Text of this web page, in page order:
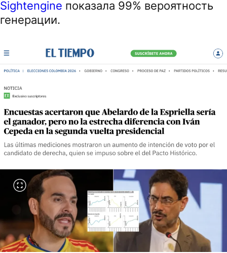
Sightengine показала 99% вероятность
генерации.